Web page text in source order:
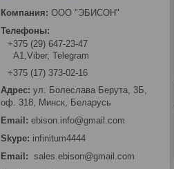
ООО "ЭБИСОН"
+375 (29) 647-23-47
А1,Viber, Telegram
+375 (17) 373-02-16
ул. Болеслава Берута, 3Б,
оф. 318, Минск, Беларусь
ebison.info@gmail.com
infinitum4444
Email
sales.ebison@gmail.com